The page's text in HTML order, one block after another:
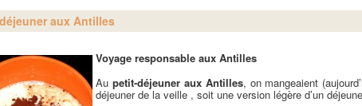
aux Antilles
Voyage responsable aux Antilles
Aupetit-déjeuner aux Antilles, on mangeaient
déjeuner de la veille , soit une version légère d’un